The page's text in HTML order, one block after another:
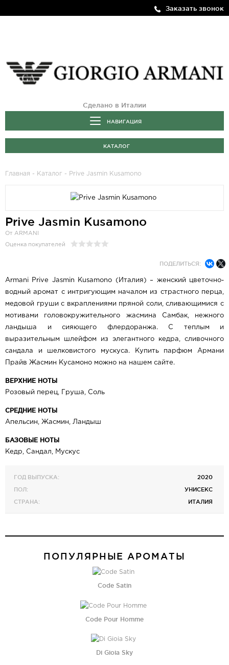
Заказать звонок
Сделано в Италии
НАВИГАЦИЯ
КАТАЛОГ
Главная - Каталог - Prive Jasmin Kusamono
Prive Jasmin Kusamono
От ARMANI
Оценка покупателей
ПОДЕЛИТЬСЯ:
Armani Prive Jasmin Kusamono (Италия) – женский цветочно-
водный аромат с интригующим началом из страстного перца,
медовой груши с вкраплениями пряной соли, сливающимися с
мотивами головокружительного жасмина Самбак, нежного
ландыша и сияющего флердоранжа. С теплым и
выразительным шлейфом из элегантного кедра, сливочного
сандала и шелковистого мускуса. Купить парфюм Армани
Прайв Жасмин Кусамоно можно на нашем сайте.
ВЕРХНИЕ НОТЫ
Розовый перец, Груша, Соль
СРЕДНИЕ НОТЫ
Апельсин, Жасмин, Ландыш
БАЗОВЫЕ НОТЫ
Кедр, Сандал, Мускус
ГОД ВЫПУСКА:
2020
ПОЛ:
УНИСЕКС
СТРАНА:
ИТАЛИЯ
ПОПУЛЯРНЫЕ АРОМАТЫ
Code Satin
Code Pour Homme
Di Gioia Sky